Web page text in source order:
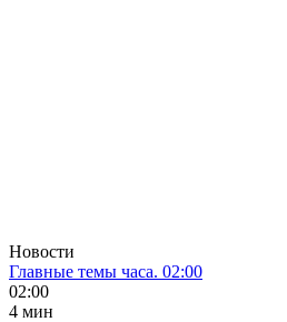
Новости
Главные темы часа. 02:00
02:00
4 мин